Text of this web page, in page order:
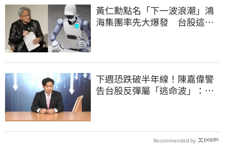
黃仁勳點名「下一波浪潮」鴻
海集團率先大爆發 台股這族
下週恐跌破半年線！陳嘉偉警
告台股反彈屬「逃命波」：空
Recommended by